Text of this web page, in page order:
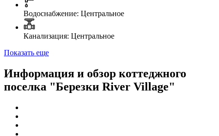
Водоснабжение: Центральное
Канализация: Центральное
Показать еще
Информация и обзор коттеджного
поселка "Березки River Village"